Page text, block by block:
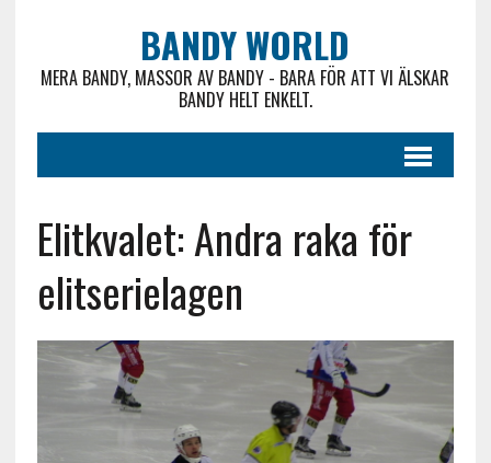
BANDY WORLD
MERA BANDY, MASSOR AV BANDY - BARA FÖR ATT VI ÄLSKAR
BANDY HELT ENKELT.
Elitkvalet: Andra raka för
elitserielagen